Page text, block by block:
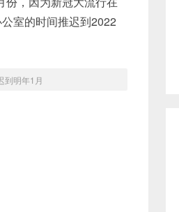
室的时间推迟到2022
到明年1月